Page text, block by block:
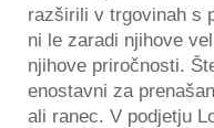
razširili v trgovinah s
ni le zaradi njihove
njihove priročnosti.
enostavni za
ali ranec. V podjetju